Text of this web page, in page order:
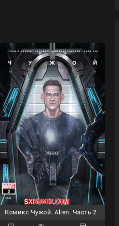
Комикс Чужой. Alien. Часть 2